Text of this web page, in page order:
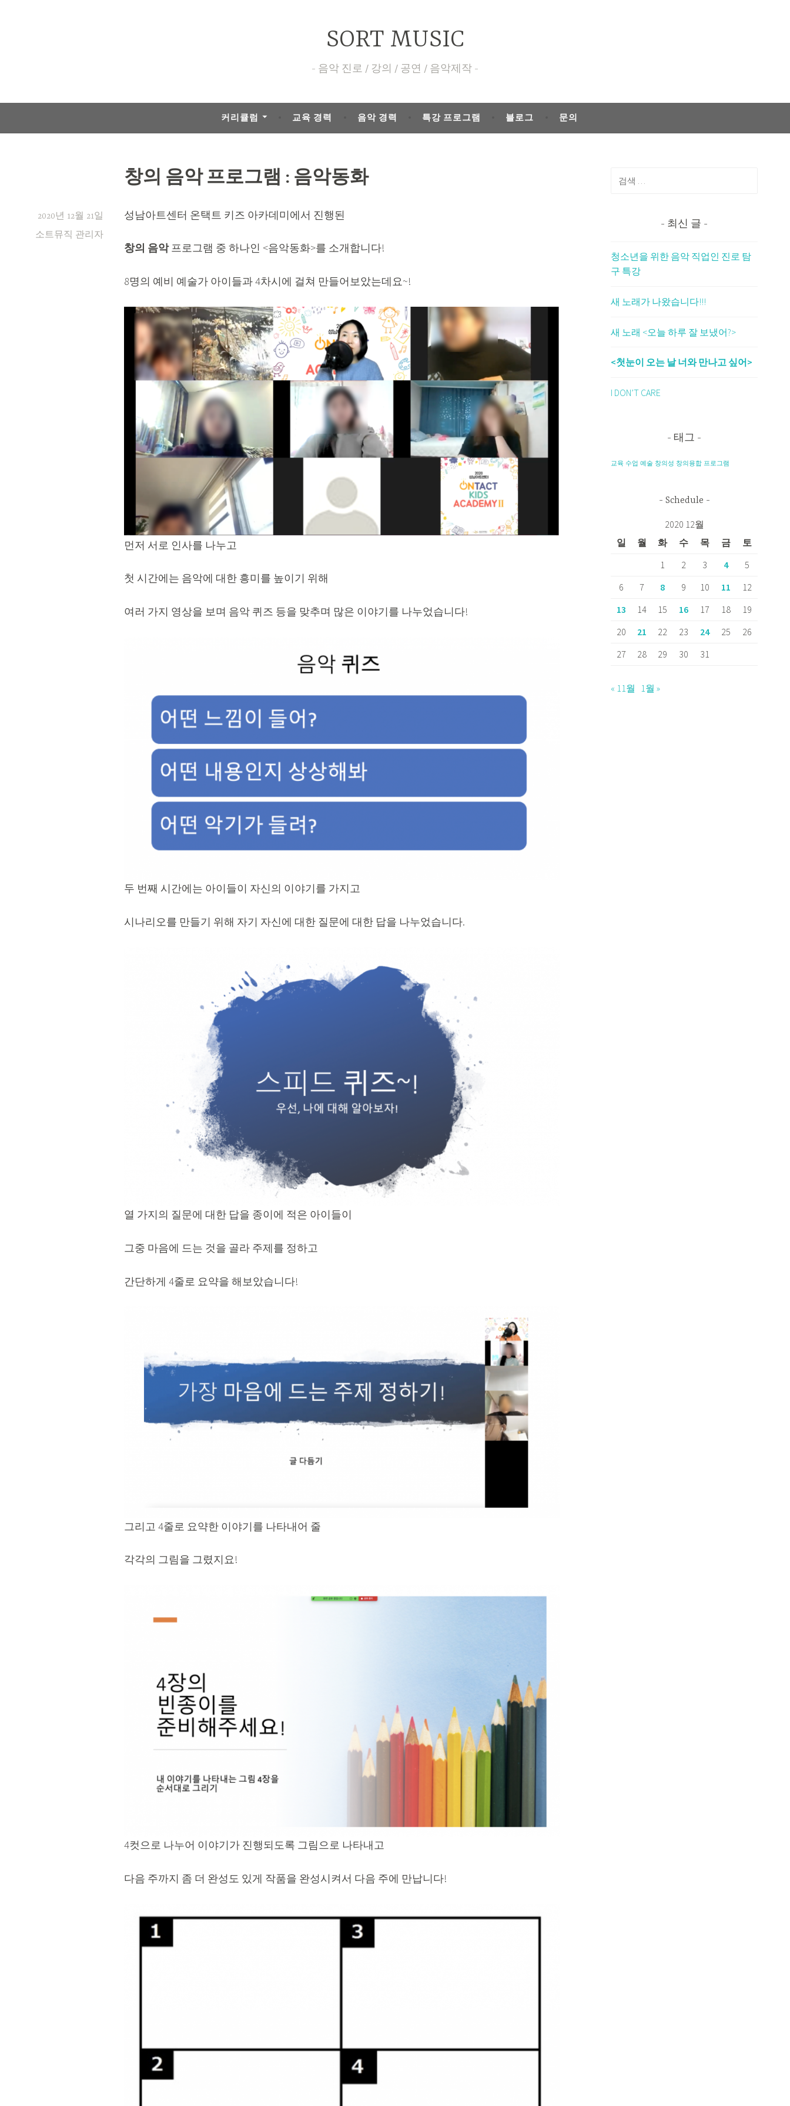
SORT MUSIC
음악 진로 / 강의 / 공연 / 음악제작
커리큘럼 교육 경력 음악 경력 특강 프로그램 블로그 문의
창의 음악 프로그램 : 음악동화
2020년 12월 21일
소트뮤직 관리자
성남아트센터 온택트 키즈 아카데미에서 진행된
창의 음악프로그램 중 하나인 <음악동화>를 소개합니다!
8명의 예비 예술가 아이들과 4차시에 걸쳐 만들어보았는데요~!
먼저 서로 인사를 나누고
첫 시간에는 음악에 대한 흥미를 높이기 위해
여러 가지 영상을 보며 음악 퀴즈 등을 맞추며 많은 이야기를 나누었습니다!
두 번째 시간에는 아이들이 자신의 이야기를 가지고
시나리오를 만들기 위해 자기 자신에 대한 질문에 대한 답을 나누었습니다.
열 가지의 질문에 대한 답을 종이에 적은 아이들이
그중 마음에 드는 것을 골라 주제를 정하고
간단하게 4줄로 요약을 해보았습니다!
그리고 4줄로 요약한 이야기를 나타내어 줄
각각의 그림을 그렸지요!
4컷으로 나누어 이야기가 진행되도록 그림으로 나타내고
다음 주까지 좀 더 완성도 있게 작품을 완성시켜서 다음 주에 만납니다!
색:
최신 글
청소년을 위한 음악 직업인 진로 탐
구 특강
새 노래가 나왔습니다!!!
새 노래 <오늘 하루 잘 보냈어?>
<첫눈이 오는 날 너와 만나고 싶어>
I DON’T CARE
태그
교육 수업 예술 창의성 창의융합 프로그램
Schedule
2020 12월
일
월 화 수 목 금
토
1
2 3 4
5
6
7 8 9 10 11
12
13
14 15 16 17 18
19
20
21 22 23 24 25
26
27
28 29 30 31
« 11월 1월 »